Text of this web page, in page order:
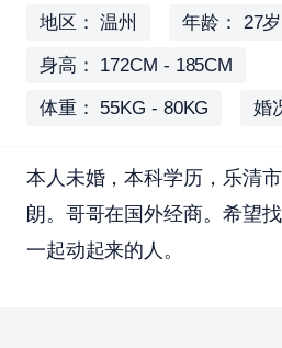
地区： 温州 年龄： 27
身高： 172CM - 185CM
体重： 55KG - 80KG 婚
本人未婚，本科学历，乐清
朗。哥哥在国外经商。希望
一起动起来的人。